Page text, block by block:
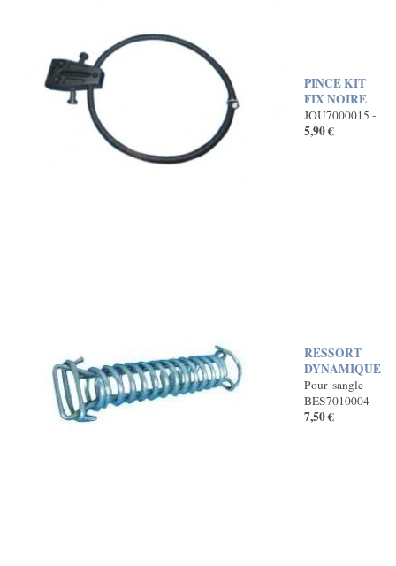
PINCE KIT
FIX NOIRE
JOU7000015 -
5,90 €
RESSORT
DYNAMIQUE
Pour sangle
BES7010004 -
7,50 €